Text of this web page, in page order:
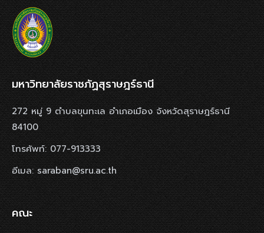
มหาวิทยาลัยราชภัฏสุราษฎร์ธานี
272 หมู่ 9 ตำบลขุนทะเล อำเภอเมือง จังหวัดสุราษฎร์ธานี
84100
โทรศัพท์: 077-913333
อีเมล: saraban@sru.ac.th
คณะ